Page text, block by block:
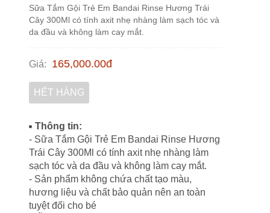
Sữa Tắm Gội Trẻ Em Bandai Rinse Hương Trái
Cây 300Ml có tính axit nhẹ nhàng làm sạch tóc và
da đầu và không làm cay mắt.
Giá: 165,000.00đ
HẾT HÀNG
Thông tin:
- Sữa Tắm Gội Trẻ Em Bandai Rinse Hương
Trái Cây 300Ml có tính axit nhẹ nhàng làm
sạch tóc và da đầu và không làm cay mắt.
- Sản phẩm không chứa chất tạo màu,
hương liệu và chất bảo quản nên an toàn
tuyệt đối cho bé